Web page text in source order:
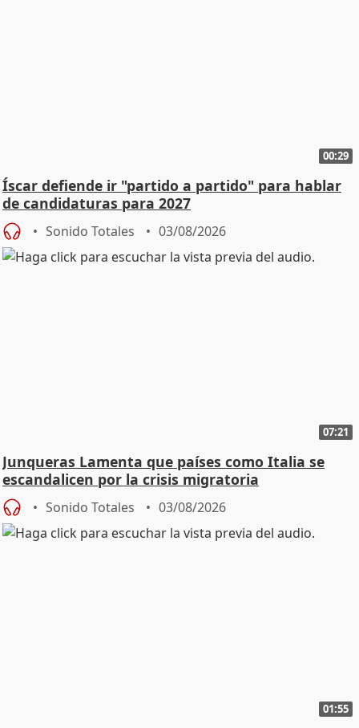
00:29
Íscar defiende ir "partido a partido" para hablar
de candidaturas para 2027
Sonido Totales 03/08/2026
07:21
Junqueras Lamenta que países como Italia se
escandalicen por la crisis migratoria
Sonido Totales 03/08/2026
01:55